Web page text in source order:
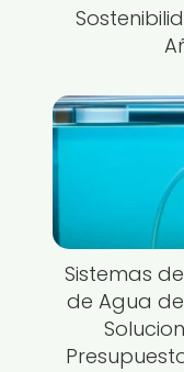
Sistemas
de Agua